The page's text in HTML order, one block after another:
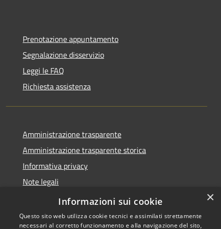
Prenotazione appuntamento
Segnalazione disservizio
Leggi le FAQ
Richiesta assistenza
Amministrazione trasparente
Amministrazione trasparente storica
Informativa privacy
Note legali
Dichiarazione di accessibilità
×
Informazioni sui cookie
Questo sito web utilizza cookie tecnici e assimilati strettamente
necessari al corretto funzionamento e alla navigazione del sito,